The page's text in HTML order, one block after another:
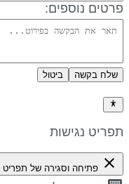
נוספים:
שלח בקשה ביטול
נגישות
close פתיחה וסגירה של תפריט